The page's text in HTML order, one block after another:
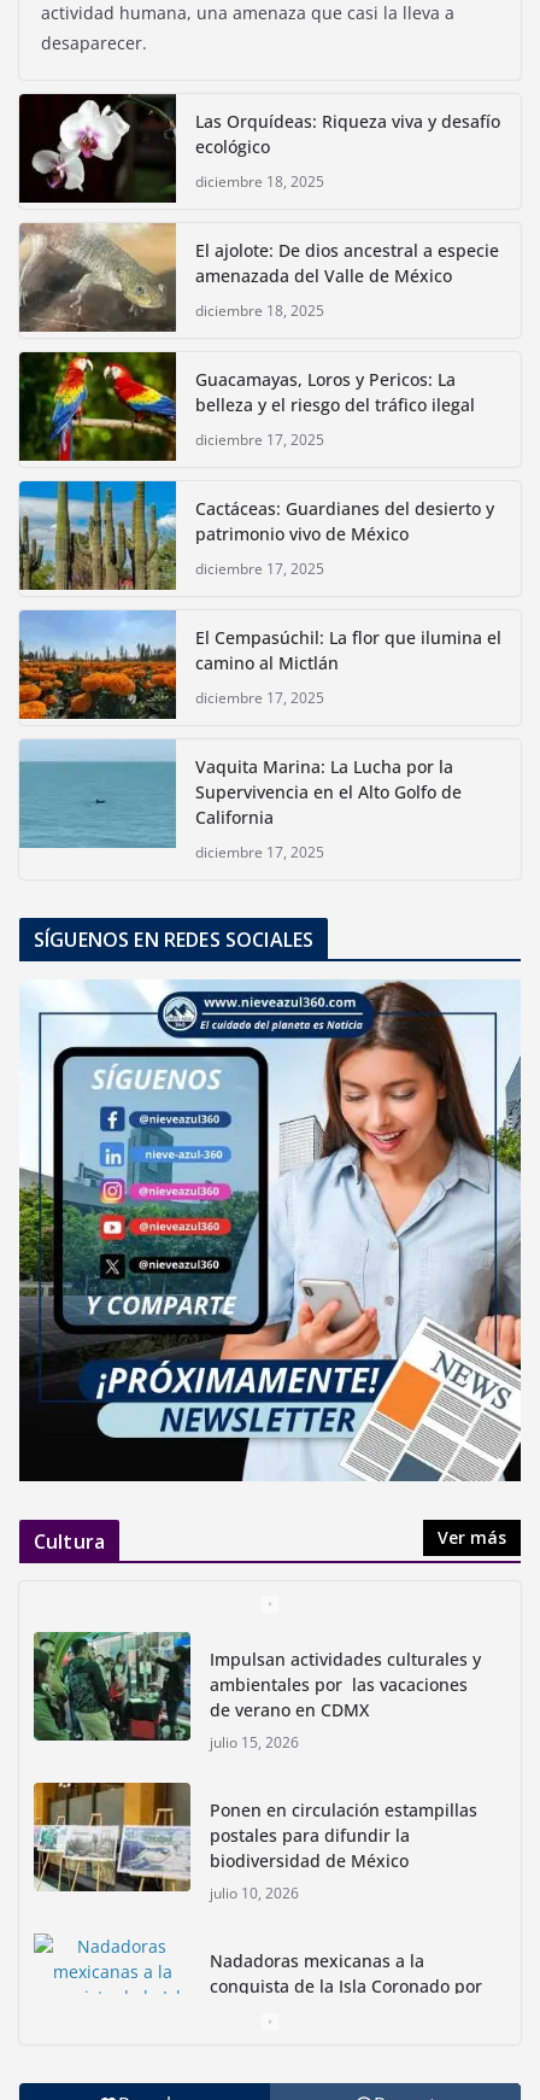
actividad humana, una amenaza que casi la lleva a
desaparecer.
Las Orquídeas: Riqueza viva y desafío
ecológico
diciembre 18, 2025
El ajolote: De dios ancestral a especie
amenazada del Valle de México
diciembre 18, 2025
Guacamayas, Loros y Pericos: La
belleza y el riesgo del tráfico ilegal
diciembre 17, 2025
Cactáceas: Guardianes del desierto y
patrimonio vivo de México
diciembre 17, 2025
El Cempasúchil: La flor que ilumina el
camino al Mictlán
diciembre 17, 2025
Vaquita Marina: La Lucha por la
Supervivencia en el Alto Golfo de
California
diciembre 17, 2025
SÍGUENOS EN REDES SOCIALES
Cultura Ver más
Impulsan actividades culturales y
ambientales por las vacaciones
de verano en CDMX
julio 15, 2026
Ponen en circulación estampillas
postales para difundir la
biodiversidad de México
julio 10, 2026
Nadadoras mexicanas a la
conquista de la Isla Coronado por